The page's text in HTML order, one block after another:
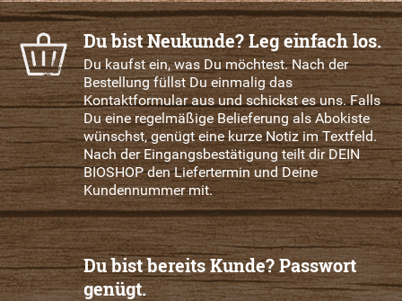
Du bist Neukunde? Leg einfach los.
Du kaufst ein, was Du möchtest. Nach der
Bestellung füllst Du einmalig das
Kontaktformular aus und schickst es uns. Falls
Du eine regelmäßige Belieferung als Abokiste
wünschst, genügt eine kurze Notiz im Textfeld.
Nach der Eingangsbestätigung teilt dir DEIN
BIOSHOP den Liefertermin und Deine
Kundennummer mit.
Du bist bereits Kunde? Passwort
genügt.